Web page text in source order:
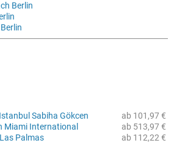
Berlin
ab 101,97 €
Sabiha Gökcen
ab 513,97 €
Miami International
ab 112,22 €
Palmas